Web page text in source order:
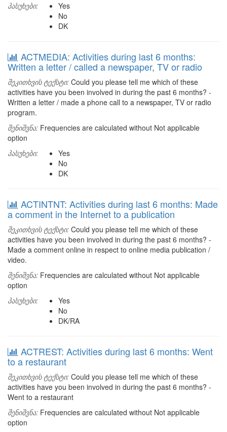
პასუხები:
Yes
No
DK
ACTMEDIA: Activities during last 6 months:
Written a letter / called a newspaper, TV or radio
შეკითხვის ტექსტი: Could you please tell me which of these
activities have you been involved in during the past 6 months? -
Written a letter / made a phone call to a newspaper, TV or radio
program.
შენიშვნა: Frequencies are calculated without Not applicable
option
პასუხები:
Yes
No
DK
ACTINTNT: Activities during last 6 months: Made
a comment in the Internet to a publication
შეკითხვის ტექსტი: Could you please tell me which of these
activities have you been involved in during the past 6 months? -
Made a comment online in respect to online media publication /
video.
შენიშვნა: Frequencies are calculated without Not applicable
option
პასუხები:
Yes
No
DK/RA
ACTREST: Activities during last 6 months: Went
to a restaurant
შეკითხვის ტექსტი: Could you please tell me which of these
activities have you been involved in during the past 6 months? -
Went to a restaurant
შენიშვნა: Frequencies are calculated without Not applicable
option